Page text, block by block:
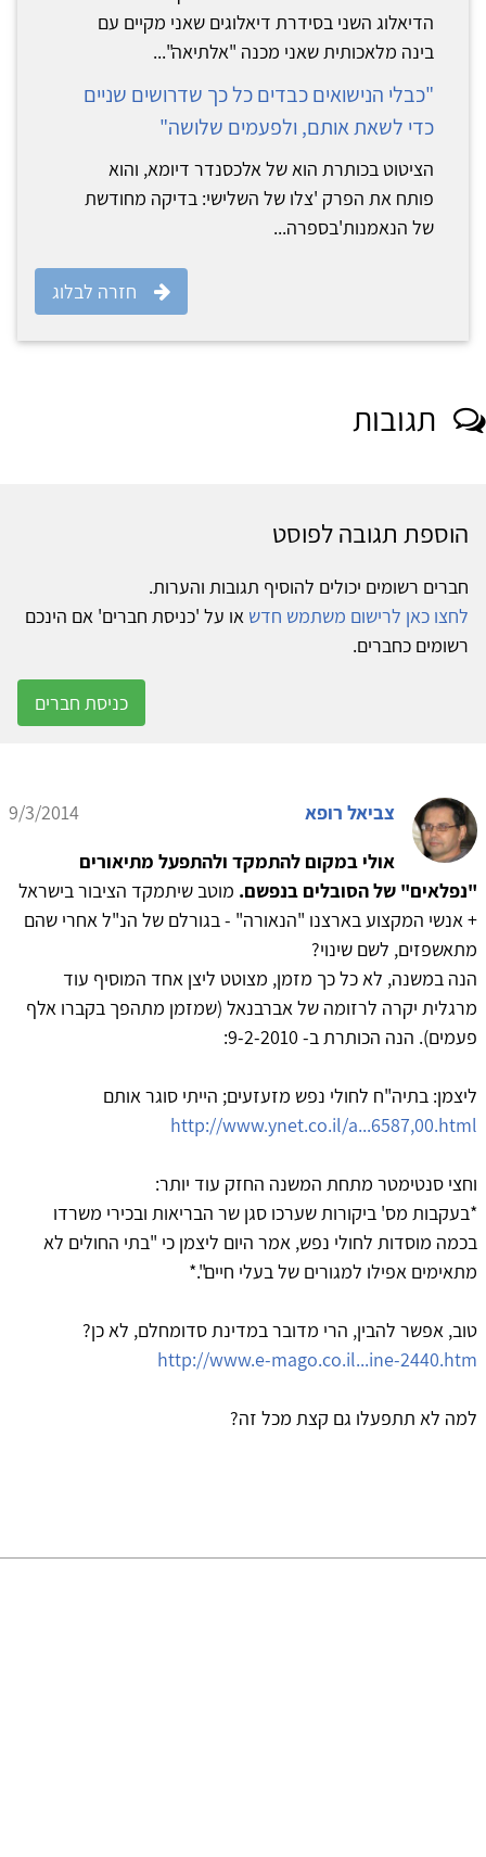
הדיאלוג השני בסידרת דיאלוגים שאני מקיים עם
בינה מלאכותית שאני מכנה "אלתיאה"...
"כבלי הנישואים כבדים כל כך שדרושים שניים
כדי לשאת אותם, ולפעמים שלושה"
הציטוט בכותרת הוא של אלכסנדר דיומא, והוא
פותח את הפרק 'צלו של השלישי: בדיקה מחודשת
של הנאמנות'בספרה...
חזרה לבלוג
תגובות
הוספת תגובה לפוסט
חברים רשומים יכולים להוסיף תגובות והערות.
לחצו כאן לרישום משתמש חדש או על 'כניסת חברים' אם הינכם
רשומים כחברים.
כניסת חברים
צביאל רופא
9/3/2014
אולי במקום להתמקד ולהתפעל מתיאורים
"נפלאים" של הסובלים בנפשם. מוטב שיתמקד הציבור בישראל
+ אנשי המקצוע בארצנו "הנאורה" - בגורלם של הנ"ל אחרי שהם
מתאשפזים, לשם שינוי?
הנה במשנה, לא כל כך מזמן, מצוטט ליצן אחד המוסיף עוד
מרגלית יקרה לרזומה של אברבנאל (שמזמן מתהפך בקברו אלף
פעמים). הנה הכותרת ב- 9-2-2010:
ליצמן: בתיה"ח לחולי נפש מזעזעים; הייתי סוגר אותם
http://www.ynet.co.il/a...6587,00.html
וחצי סנטימטר מתחת המשנה החזק עוד יותר:
*בעקבות מס' ביקורות שערכו סגן שר הבריאות ובכירי משרדו
בכמה מוסדות לחולי נפש, אמר היום ליצמן כי "בתי החולים לא
מתאימים אפילו למגורים של בעלי חיים".*
טוב, אפשר להבין, הרי מדובר במדינת סדומחלם, לא כן?
http://www.e-mago.co.il...ine-2440.htm
למה לא תתפעלו גם קצת מכל זה?